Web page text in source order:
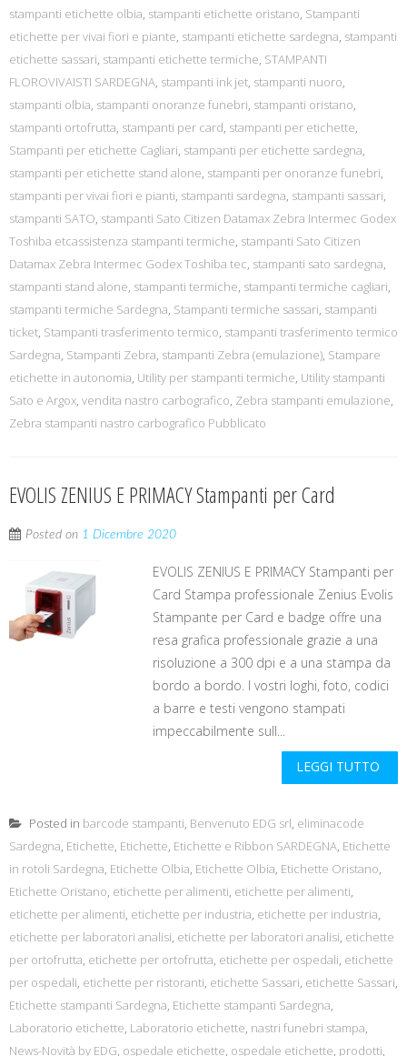
stampanti etichette olbia, stampanti etichette oristano, Stampanti
etichette per vivai fiori e piante, stampanti etichette sardegna, stampanti
etichette sassari, stampanti etichette termiche, STAMPANTI
FLOROVIVAISTI SARDEGNA, stampanti ink jet, stampanti nuoro,
stampanti olbia, stampanti onoranze funebri, stampanti oristano,
stampanti ortofrutta, stampanti per card, stampanti per etichette,
Stampanti per etichette Cagliari, stampanti per etichette sardegna,
stampanti per etichette stand alone, stampanti per onoranze funebri,
stampanti per vivai fiori e pianti, stampanti sardegna, stampanti sassari,
stampanti SATO, stampanti Sato Citizen Datamax Zebra Intermec Godex
Toshiba etcassistenza stampanti termiche, stampanti Sato Citizen
Datamax Zebra Intermec Godex Toshiba tec, stampanti sato sardegna,
stampanti stand alone, stampanti termiche, stampanti termiche cagliari,
stampanti termiche Sardegna, Stampanti termiche sassari, stampanti
ticket, Stampanti trasferimento termico, stampanti trasferimento termico
Sardegna, Stampanti Zebra, stampanti Zebra (emulazione), Stampare
etichette in autonomia, Utility per stampanti termiche, Utility stampanti
Sato e Argox, vendita nastro carbografico, Zebra stampanti emulazione,
Zebra stampanti nastro carbografico Pubblicato
EVOLIS ZENIUS E PRIMACY Stampanti per Card
Posted on 1 Dicembre 2020
EVOLIS ZENIUS E PRIMACY Stampanti per
Card Stampa professionale Zenius Evolis
Stampante per Card e badge offre una
resa grafica professionale grazie a una
risoluzione a 300 dpi e a una stampa da
bordo a bordo. I vostri loghi, foto, codici
a barre e testi vengono stampati
impeccabilmente sull...
LEGGI TUTTO
Posted in barcode stampanti, Benvenuto EDG srl, eliminacode
Sardegna, Etichette, Etichette, Etichette e Ribbon SARDEGNA, Etichette
in rotoli Sardegna, Etichette Olbia, Etichette Olbia, Etichette Oristano,
Etichette Oristano, etichette per alimenti, etichette per alimenti,
etichette per alimenti, etichette per industria, etichette per industria,
etichette per laboratori analisi, etichette per laboratori analisi, etichette
per ortofrutta, etichette per ortofrutta, etichette per ospedali, etichette
per ospedali, etichette per ristoranti, etichette Sassari, etichette Sassari,
Etichette stampanti Sardegna, Etichette stampanti Sardegna,
Laboratorio etichette, Laboratorio etichette, nastri funebri stampa,
News-Novità by EDG, ospedale etichette, ospedale etichette, prodotti,